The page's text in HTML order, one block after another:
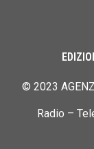
© 2023
Radio –